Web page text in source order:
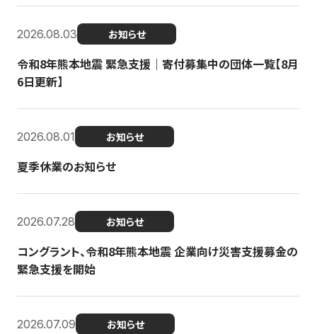
2026.08.03 お知らせ
令和8年熊本地震 緊急支援｜寄付募集中の団体一覧【8月
6日更新】
2026.08.01 お知らせ
夏季休業のお知らせ
2026.07.28 お知らせ
コングラント、令和8年熊本地震 企業向け災害支援募金の
緊急支援を開始
2026.07.09 お知らせ